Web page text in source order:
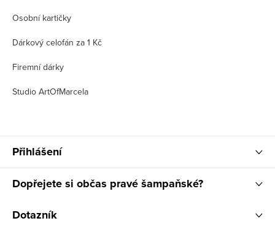
Osobní kartičky
Dárkový celofán za 1 Kč
Firemní dárky
Studio ArtOfMarcela
Přihlášení
Dopřejete si občas pravé šampaňské?
Dotazník